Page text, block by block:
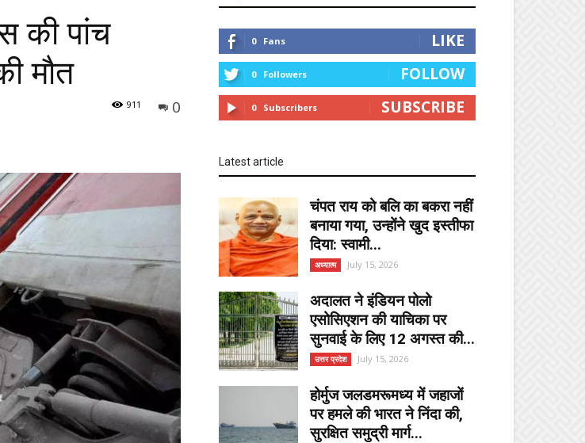
की पांच
मौत
0
911
0 Fans LIKE
0 Followers FOLLOW
0 Subscribers SUBSCRIBE
Latest article
चंपत राय को बलि का बकरा नहीं
बनाया गया, उन्होंने खुद इस्तीफा
दिया: स्वामी...
अध्यात्म July 15, 2026
अदालत ने इंडियन पोलो
एसोसिएशन की याचिका पर
सुनवाई के लिए 12 अगस्त की...
उत्तर प्रदेश July 15, 2026
होर्मुज जलडमरूमध्य में जहाजों
पर हमले की भारत ने निंदा की,
सुरक्षित समुद्री मार्ग...